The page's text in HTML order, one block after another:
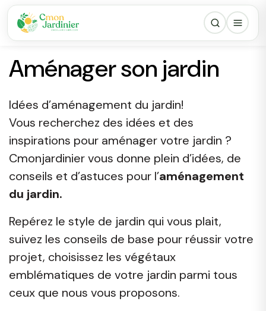
Aménager son jardin
Idées d’aménagement du jardin!
Vous recherchez des idées et des
inspirations pour aménager votre jardin ?
Cmonjardinier vous donne plein d’idées, de
conseils et d’astuces pour l’aménagement
du jardin.
Repérez le style de jardin qui vous plait,
suivez les conseils de base pour réussir votre
projet, choisissez les végétaux
emblématiques de votre jardin parmi tous
ceux que nous vous proposons.